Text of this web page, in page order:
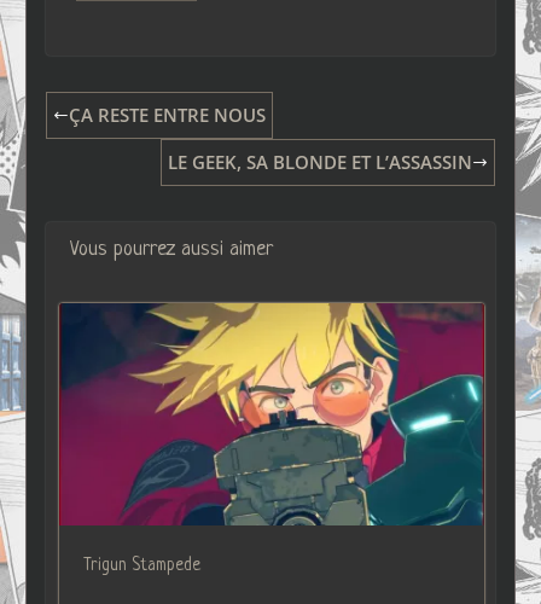
ÇA RESTE ENTRE NOUS
LE GEEK, SA BLONDE ET L’ASSASSIN
Vous pourrez aussi aimer
Trigun Stampede